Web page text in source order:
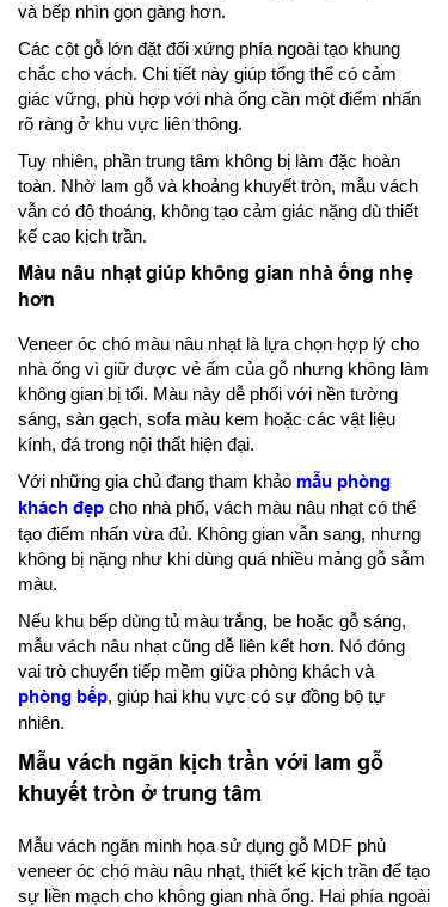
và bếp nhìn gọn gàng hơn.
Các cột gỗ lớn đặt đối xứng phía ngoài tạo khung
chắc cho vách. Chi tiết này giúp tổng thể có cảm
giác vững, phù hợp với nhà ống cần một điểm nhấn
rõ ràng ở khu vực liên thông.
Tuy nhiên, phần trung tâm không bị làm đặc hoàn
toàn. Nhờ lam gỗ và khoảng khuyết tròn, mẫu vách
vẫn có độ thoáng, không tạo cảm giác nặng dù thiết
kế cao kịch trần.
Màu nâu nhạt giúp không gian nhà ống nhẹ
hơn
Veneer óc chó màu nâu nhạt là lựa chọn hợp lý cho
nhà ống vì giữ được vẻ ấm của gỗ nhưng không làm
không gian bị tối. Màu này dễ phối với nền tường
sáng, sàn gạch, sofa màu kem hoặc các vật liệu
kính, đá trong nội thất hiện đại.
Với những gia chủ đang tham khảo mẫu phòng
khách đẹp cho nhà phố, vách màu nâu nhạt có thể
tạo điểm nhấn vừa đủ. Không gian vẫn sang, nhưng
không bị nặng như khi dùng quá nhiều mảng gỗ sẫm
màu.
Nếu khu bếp dùng tủ màu trắng, be hoặc gỗ sáng,
mẫu vách nâu nhạt cũng dễ liên kết hơn. Nó đóng
vai trò chuyển tiếp mềm giữa phòng khách và
phòng bếp, giúp hai khu vực có sự đồng bộ tự
nhiên.
Mẫu vách ngăn kịch trần với lam gỗ
khuyết tròn ở trung tâm
Mẫu vách ngăn minh họa sử dụng gỗ MDF phủ
veneer óc chó màu nâu nhạt, thiết kế kịch trần để tạo
sự liền mạch cho không gian nhà ống. Hai phía ngoài